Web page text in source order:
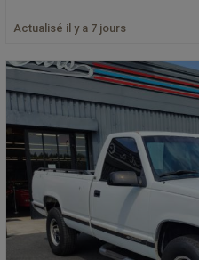
Actualisé il y a 7 jours